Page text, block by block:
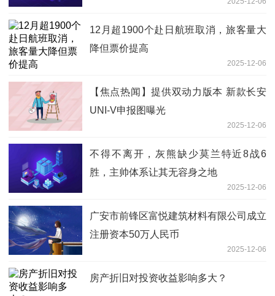
12月超1900个赴日航班取消，旅客量大
降但票价提高
2025-12-06
【焦点热闻】提供双动力版本 新款长安
UNI-V申报图曝光
2025-12-06
不得不离开，灰熊缺少莫兰特近8战6
胜，主帅体系让其无容身之地
2025-12-06
广安市前锋区富悦建筑材料有限公司成立
注册资本50万人民币
2025-12-06
房产折旧对投资收益影响多大？